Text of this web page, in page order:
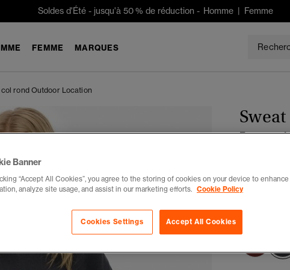
Soldes d'Été -jusqu'à 50 % de réduction - Homme| Femme
FEMME MARQUES
rond Outdoor Location
CHF
Tu économises
Banner
“Accept All Cookies”, you agree to the storing of cookies on your device to
analyze site usage, and assist in our marketing efforts. Cookie Policy
Accept All Cookies
Cookies Settings